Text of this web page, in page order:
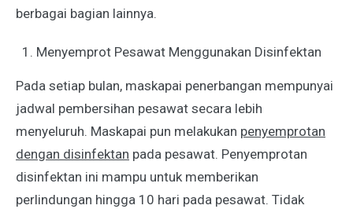
berbagai bagian lainnya.
Menyemprot Pesawat Menggunakan Disinfektan
Pada setiap bulan, maskapai penerbangan mempunyai
jadwal pembersihan pesawat secara lebih
menyeluruh. Maskapai pun melakukan penyemprotan
dengan disinfektan pada pesawat. Penyemprotan
disinfektan ini mampu untuk memberikan
perlindungan hingga 10 hari pada pesawat. Tidak